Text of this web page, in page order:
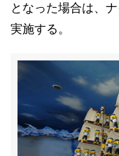
となった場合は、
実施する。